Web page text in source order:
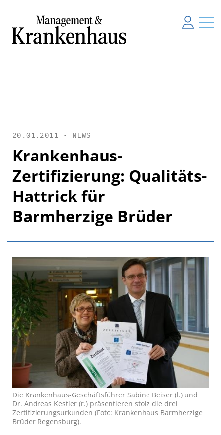
20.01.2011 • NEWS
Krankenhaus-
Zertifizierung: Qualitäts-
Hattrick für
Barmherzige Brüder
Die Krankenhaus-Geschäftsführer Sabine Beiser (l.) und
Dr. Andreas Kestler (r.) präsentieren stolz die drei
Zertifizierungsurkunden (Foto: Krankenhaus Barmherzige
Brüder Regensburg).